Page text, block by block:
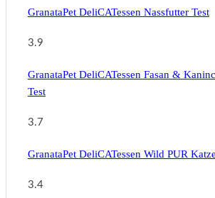
GranataPet DeliCATessen Nassfutter Test
3.9
GranataPet DeliCATessen Fasan &
Test
3.7
GranataPet DeliCATessen Wild PUR
3.4